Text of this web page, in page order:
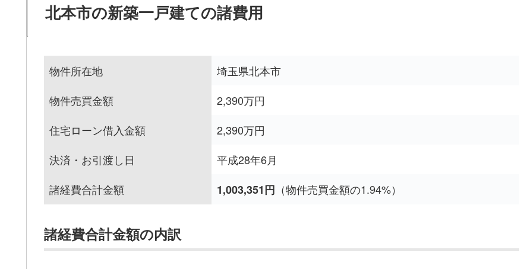
北本市の新築一戸建ての諸費用
物件所在地
埼玉県北本市
物件売買金額
2,390万円
住宅ローン借入金額
2,390万円
決済・お引渡し日
平成28年6月
諸経費合計金額
1,003,351円 （物件売買金額の1.94%）
諸経費合計金額の内訳